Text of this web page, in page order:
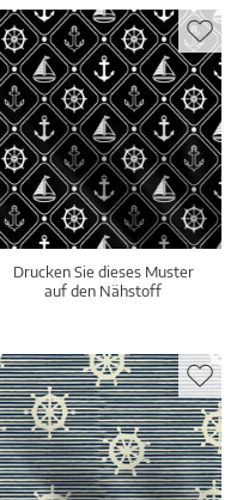
Drucken Sie dieses Muster
auf den Nähstoff